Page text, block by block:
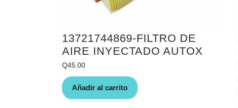
13721744869-FILTRO DE
AIRE INYECTADO AUTOX
Q45.00
Añadir al carrito